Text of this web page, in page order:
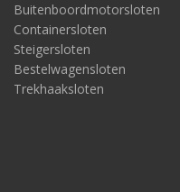
Buitenboordmotorsloten
Containersloten
Steigersloten
Bestelwagensloten
Trekhaaksloten